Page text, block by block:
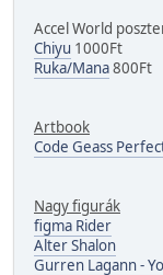
Accel World
Chiyu 1000Ft
Ruka/Mana800Ft
Artbook
Code Geass
Nagy figurák
figma Rider
Alter Shalon
Gurren Lagann -